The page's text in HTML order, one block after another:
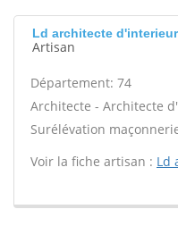
Ld architecte
Artisan
Département: 74
Architecte - Architecte
Surélévation
Voir la fiche artisan : Ld